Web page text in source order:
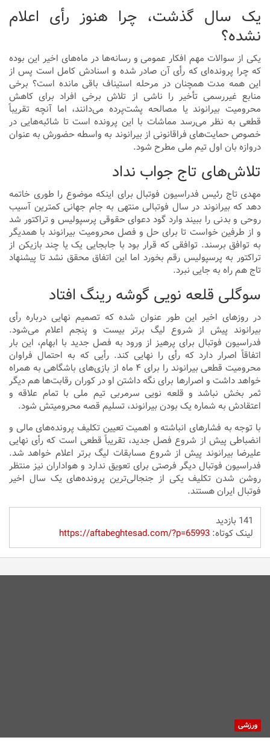
یک سال گذشت، چرا هنوز رأی اعلام
نشده؟
یکی از سوالات مهم افکار عمومی و رسانه‌ها در ماه‌های اخیر این بوده
که چرا پرونده‌ای که رأی آن صادر شده و اسنادش کامل است پس از
این همه مدت همچنان در مرحله استیناف باقی مانده است؟ برخی
منابع غیررسمی تأخیر را ناشی از تلاش برخی افراد برای کاهش
محرومیت بیرانوند یا مصالحه پشت‌پرده می‌دانند، اما آنچه تقریباً
قطعی به نظر می‌رسد مماشات با این پرونده است تا شائبه‌هایی در
خصوص حمایت‌های فراقانونی از بیرانوند به واسطه حضورش به عنوان
دروازه بان اول تیم ملی مطرح شود.
تلاش‌های تاج جواب نداد
مهدی تاج رئیس فدراسیون فوتبال برای اینکه موضوع را طوری خاتمه
دهد که بیرانوند در سال فوتبالی منتهی به جام جهانی کمترین آسیب
روحی و بدنی را ببیند وارد گود دعوای حقوقی پرسپولیس و تراکتور شد
و از طرفین خواست تا برای حل و فصل محرومیت بیرانوند با همدیگر
به توافق برسند. توافقی که قرار بود با جابجایی یک یا چند بازیکن از
تراکتور به پرسپولیس رقم بخورد اما این اتفاق محقق نشد تا پیشنهاد
تاج هم راه به جایی نبرد.
سوگلی قلعه نویی گوشه رینگ افتاد
در روزهای اخیر این طور عنوان شده که تصمیم نهایی درباره رأی
بیرانوند پیش از شروع لیگ برتر بیست و پنجم اعلام می‌شود.
فدراسیون فوتبال برای پرهیز از ورود به فصل جدید با ابهام، این بار
اتفاقاً اصرار دارد که رأی را نهایی کند. رأیی که به احتمال فراوان
محرومیت قطعی بیرانوند را برای ۴ ماه از بازی‌های باشگاهی به همراه
خواهد داشت و اصرارها برای نگه داشتن او در کوران رقابت‌ها هم دیگر
ثمر بخش نباشد و قلعه نویی سرمربی تیم ملی با تمام علاقه و
اعتقادش به شماره یک بودن بیرانوند، تسلیم قصه محرومیتش شود.
با توجه به فشارهای انباشته و اهمیت تعیین تکلیف پرونده‌های مالی و
انضباطی پیش از شروع فصل جدید، تقریباً قطعی است که رأی نهایی
علیرضا بیرانوند پیش از شروع مسابقات لیگ برتر اعلام خواهد شد.
فدراسیون فوتبال دیگر فرصتی برای تعویق ندارد و هواداران نیز منتظر
روشن شدن تکلیف یکی از جنجالی‌ترین پرونده‌های یک سال اخیر
فوتبال ایران هستند.
141 بازدید
لینک کوتاه:https://aftabeghtesad.com/?p=65993
ورزشی